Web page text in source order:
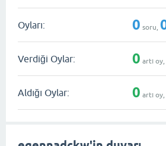
Oyları: 0 soru,
Verdiği Oylar: 0 artı oy,
Aldığı Oylar: 0 artı oy,